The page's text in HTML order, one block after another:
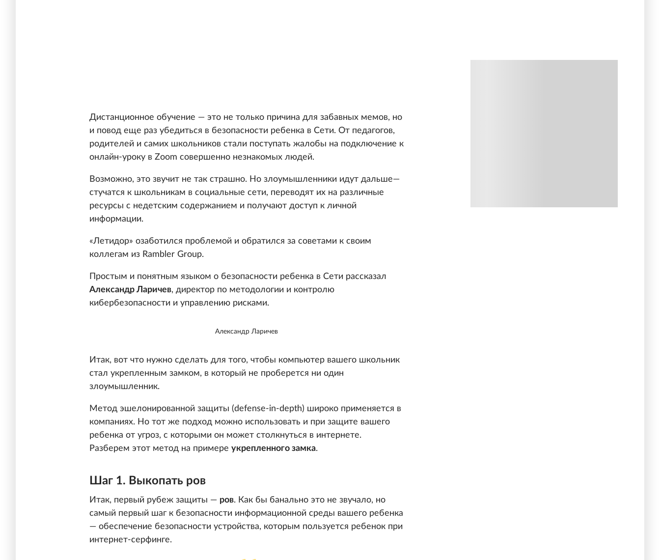
Дистанционное обучение — это не только причина для забавных мемов, но
и повод еще раз убедиться в безопасности ребенка в Сети. От педагогов,
родителей и самих школьников стали поступать жалобы на подключение к
онлайн-уроку в Zoom совершенно незнакомых людей.
Возможно, это звучит не так страшно. Но злоумышленники идут дальше—
стучатся к школьникам в социальные сети, переводят их на различные
ресурсы с недетским содержанием и получают доступ к личной
информации.
«Летидор» озаботился проблемой и обратился за советами к своим
коллегам из Rambler Group.
Простым и понятным языком о безопасности ребенка в Сети рассказал
Александр Ларичев, директор по методологии и контролю
кибербезопасности и управлению рисками.
Александр Ларичев
Итак, вот что нужно сделать для того, чтобы компьютер вашего школьник
стал укрепленным замком, в который не проберется ни один
злоумышленник.
Метод эшелонированной защиты (defense-in-depth) широко применяется в
компаниях. Но тот же подход можно использовать и при защите вашего
ребенка от угроз, с которыми он может столкнуться в интернете.
Разберем этот метод на примере укрепленного замка.
Шаг 1. Выкопать ров
Итак, первый рубеж защиты — ров. Как бы банально это не звучало, но
самый первый шаг к безопасности информационной среды вашего ребенка
— обеспечение безопасности устройства, которым пользуется ребенок при
интернет-серфинге.